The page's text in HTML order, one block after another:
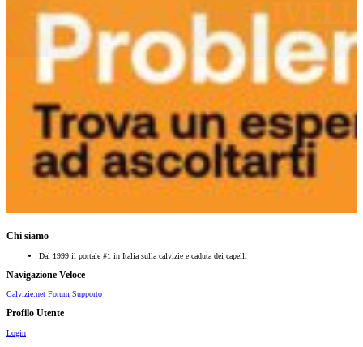
Chi siamo
Dal 1999 il portale #1 in Italia sulla calvizie e caduta dei capelli
Navigazione Veloce
Calvizie.net Forum Supporto
Profilo Utente
Login